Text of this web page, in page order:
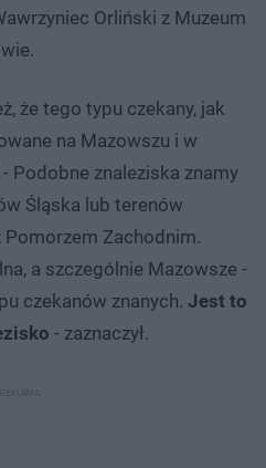
Orliński z Muzeum
że tego typu czekany, jak
na Mazowszu i w
Podobne znaleziska znamy
Śląska lub terenów
Pomorzem Zachodnim.
a szczególnie Mazowsze -
czekanów znanych. Jest to
- zaznaczył.